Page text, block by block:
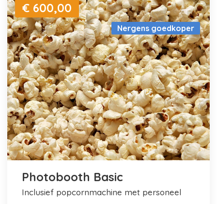
Nergens goedkoper
€ 600,00
Photobooth Basic
inclusief popcornmachine met personeel